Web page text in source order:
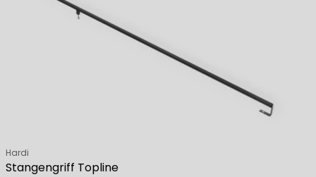
Stangengriff Topline
Verkäufer:
Hardi